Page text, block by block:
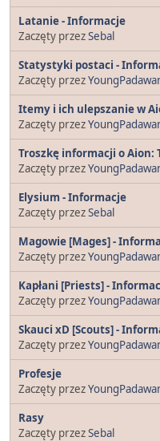
Latanie - Informacje
Zaczęty przezSebal
Statystyki postaci -
Zaczęty przez
Itemy i ich ulepszanie w
Zaczęty przez
Troszkę informacji o Aion:
Zaczęty przez
Elysium - Informacje
Zaczęty przezSebal
Magowie [Mages] -
Zaczęty przez
Kapłani [Priests] -
Zaczęty przez
Skauci xD [Scouts] -
Zaczęty przez
Profesje
Zaczęty przez
Rasy
Zaczęty przezSebal